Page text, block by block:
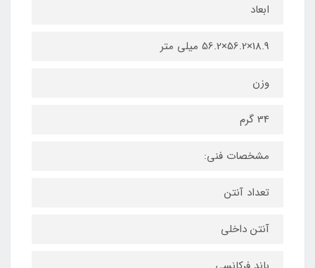
ابعاد
18.9×56.2×56.2 ميلی متر
وزن
34 گرم
مشخصات فنی:
تعداد آنتن
آنتن داخلی